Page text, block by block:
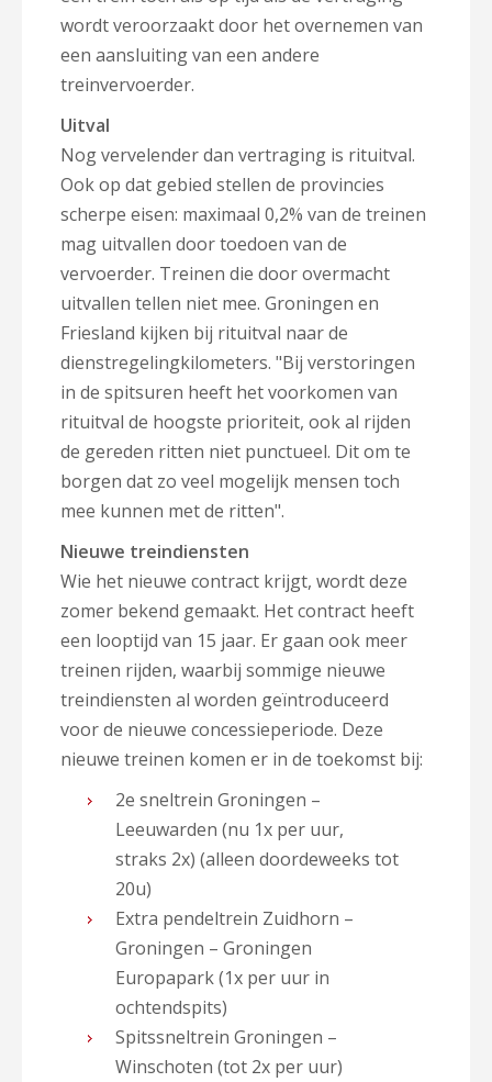
wordt veroorzaakt door het overnemen van
een aansluiting van een andere
treinvervoerder.
Uitval
Nog vervelender dan vertraging is rituitval.
Ook op dat gebied stellen de provincies
scherpe eisen: maximaal 0,2% van de treinen
mag uitvallen door toedoen van de
vervoerder. Treinen die door overmacht
uitvallen tellen niet mee. Groningen en
Friesland kijken bij rituitval naar de
dienstregelingkilometers. "Bij verstoringen
in de spitsuren heeft het voorkomen van
rituitval de hoogste prioriteit, ook al rijden
de gereden ritten niet punctueel. Dit om te
borgen dat zo veel mogelijk mensen toch
mee kunnen met de ritten".
Nieuwe treindiensten
Wie het nieuwe contract krijgt, wordt deze
zomer bekend gemaakt. Het contract heeft
een looptijd van 15 jaar. Er gaan ook meer
treinen rijden, waarbij sommige nieuwe
treindiensten al worden geïntroduceerd
voor de nieuwe concessieperiode. Deze
nieuwe treinen komen er in de toekomst bij:
2e sneltrein Groningen –
Leeuwarden (nu 1x per uur,
straks 2x) (alleen doordeweeks tot
20u)
Extra pendeltrein Zuidhorn –
Groningen – Groningen
Europapark (1x per uur in
ochtendspits)
Spitssneltrein Groningen –
Winschoten (tot 2x per uur)